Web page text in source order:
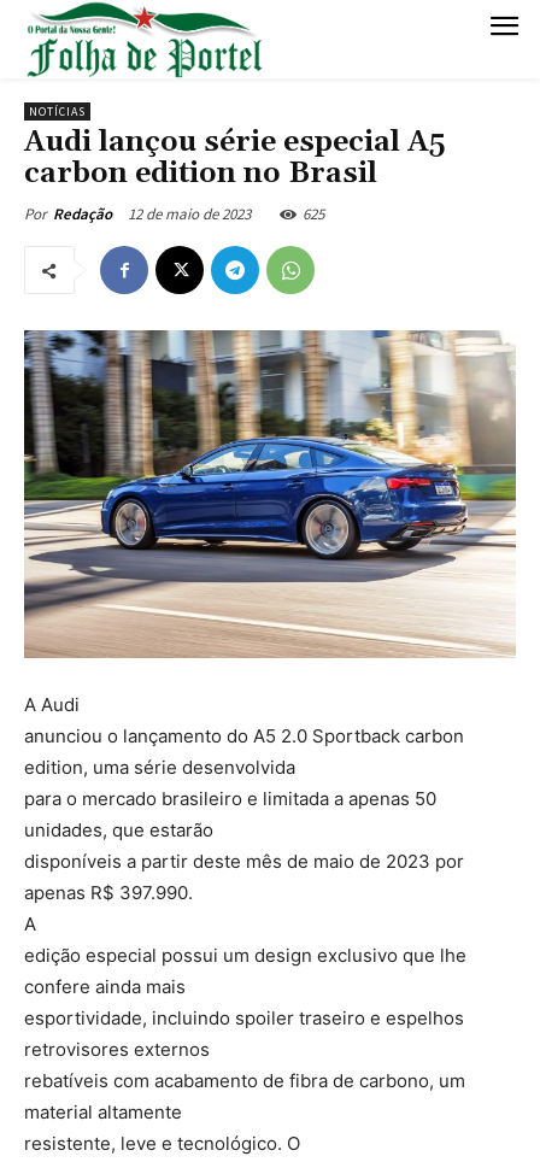
NOTÍCIAS
Audi lançou série especial A5
carbon edition no Brasil
Por Redação 12 de maio de 2023 625
A Audi
anunciou o lançamento do A5 2.0 Sportback carbon
edition, uma série desenvolvida
para o mercado brasileiro e limitada a apenas 50
unidades, que estarão
disponíveis a partir deste mês de maio de 2023 por
apenas R$ 397.990.
A
edição especial possui um design exclusivo que lhe
confere ainda mais
esportividade, incluindo spoiler traseiro e espelhos
retrovisores externos
rebatíveis com acabamento de fibra de carbono, um
material altamente
resistente, leve e tecnológico. O